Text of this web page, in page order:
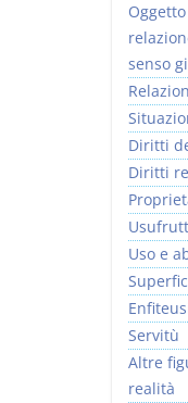
senso
Diritti
Diritti
Uso e
Servitù
Altre
realità